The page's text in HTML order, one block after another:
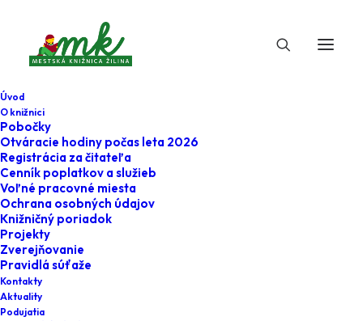
Úvod
O knižnici
Pobočky
Otváracie hodiny počas leta 2026
Registrácia za čitateľa
Cenník poplatkov a služieb
Voľné pracovné miesta
Ochrana osobných údajov
Knižničný poriadok
Projekty
Zverejňovanie
Pravidlá súťaže
Kontakty
Aktuality
Podujatia
Sibír: Sila a duša